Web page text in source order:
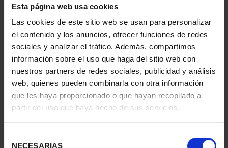
Esta página web usa cookies
Las cookies de este sitio web se usan para personalizar
el contenido y los anuncios, ofrecer funciones de redes
sociales y analizar el tráfico. Además, compartimos
información sobre el uso que haga del sitio web con
nuestros partners de redes sociales, publicidad y análisis
web, quienes pueden combinarla con otra información
que les haya proporcionado o que hayan recopilado a
partir del uso que haya hecho de sus servicios.
NECESARIAS
CIUDADES PATRIMONIO
II - CUENCA
73,00 €
CIUDADES PATRIMONIO
II - SALAMANCA
73,00 €